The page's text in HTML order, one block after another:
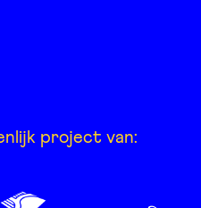
project van: